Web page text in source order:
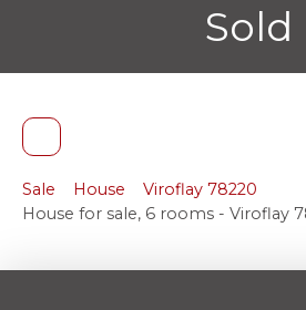
Sold
Sale House
Viroflay 78220
House for sale, 6 rooms - Viroflay